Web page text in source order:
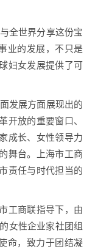
全世界分享这份宝
业的发展，不只是
妇女发展提供了可
发展方面展现出的
开放的重要窗口、
成长、女性领导力
舞台。上海市工商
责任与时代担当的
工商联指导下，由
女性企业家社团组
命，致力于团结凝